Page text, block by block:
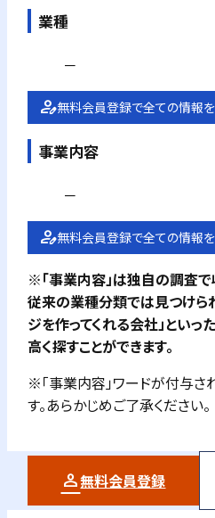
業種
－
無料会員登録で全ての情報
事業内容
－
無料会員登録で全ての情報
※「事業内容」は独自の調査で
従来の業種分類では見つけら
ジを作ってくれる会社」とい
高く探すことができます。
※「事業内容」ワードが付与
す。あらかじめご了承ください。
無料会員登録